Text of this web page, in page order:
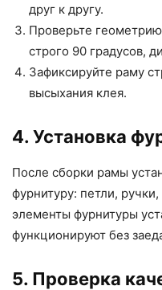
друг к другу.
Проверьте
строго 90 градусов,
Зафиксируйте раму
высыхания клея.
4. Установка
После сборки рамы
фурнитуру: петли,
элементы фурнитуры
функционируют без
5. Проверка